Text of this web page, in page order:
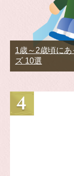
1歳～2歳頃に
ズ 10選